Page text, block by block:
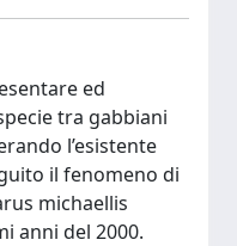
ed
tra gabbiani
l’esistente
il fenomeno di
michaellis
anni del 2000.